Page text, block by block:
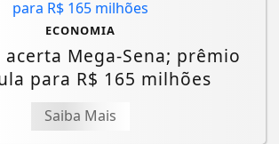
ECONOMIA
Mega-Sena; prêmio
para R$ 165 milhões
Saiba Mais